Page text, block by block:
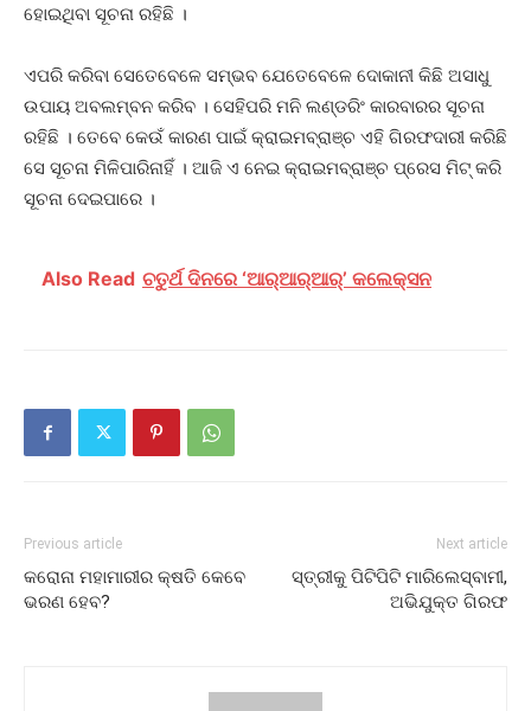
ହୋଇଥିବା ସୂଚନା ରହିଛି ।
ଏପରି କରିବା ସେତେବେଳେ ସମ୍ଭବ ଯେତେବେଳେ ଦୋକାନୀ କିଛି ଅସାଧୁ
ଉପାୟ ଅବଲମ୍ବନ କରିବ । ସେହିପରି ମନି ଲଣ୍ଡରିଂ କାରବାରର ସୂଚନା
ରହିଛି । ତେବେ କେଉଁ କାରଣ ପାଇଁ କ୍ରାଇମବ୍ରାଞ୍ଚ ଏହି ଗିରଫଦାରୀ କରିଛି
ସେ ସୂଚନା ମିଳିପାରିନାହିଁ । ଆଜି ଏ ନେଇ କ୍ରାଇମବ୍ରାଞ୍ଚ ପ୍ରେସ ମିଟ୍ କରି
ସୂଚନା ଦେଇପାରେ ।
Also Read ଚତୁର୍ଥ ଦିନରେ ‘ଆର୍‌ଆର୍‌ଆର୍‌’ କଲେକ୍ସନ
Previous article
କରୋନା ମହାମାରୀର କ୍ଷତି କେବେ
ଭରଣ ହେବ?
Next article
ସ୍ତ୍ରୀକୁ ପିଟିପିଟି ମାରିଲେସ୍ବାମୀ,
ଅଭିଯୁକ୍ତ ଗିରଫ